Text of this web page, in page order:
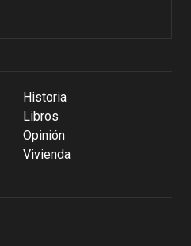
Historia
Libros
Opinión
Vivienda